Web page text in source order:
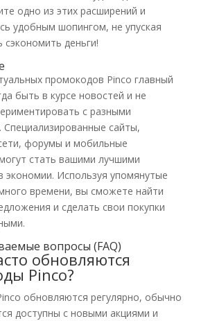
одно из этих расширений и
удобным шопингом, не упуская
деньги!
промокодов Pinco главный
быть в курсе новостей и не
с разными
Специализированные сайты,
форумы и мобильные
стать вашими лучшими
экономии. Используя упомянутые
времени, вы сможете найти
и сделать свои покупки
вопросы (FAQ)
обновляются
Pinco?
обновляются регулярно, обычно
доступны с новыми акциями и